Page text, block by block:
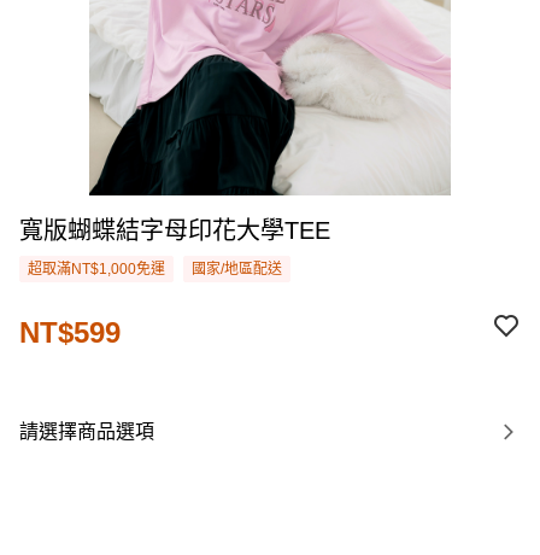
寬版蝴蝶結字母印花大學TEE
超取滿NT$1,000免運 國家/地區配送
NT$599
請選擇商品選項